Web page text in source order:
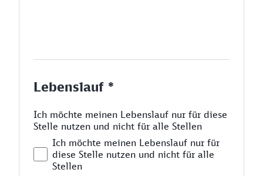
Lebenslauf *
Ich möchte meinen Lebenslauf nur für diese
Stelle nutzen und nicht für alle Stellen
Ich möchte meinen Lebenslauf nur für
diese Stelle nutzen und nicht für alle
Stellen